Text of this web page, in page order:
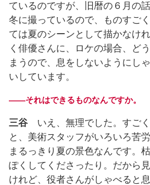
ているのですが、旧暦の６月の
冬に撮っているので、ものすご
ては夏のシーンとして描かなけ
く俳優さんに、ロケの場合、ど
まうので、息をしないようにし
いしています。
――それはできるものなんですか。
三谷 いえ、無理でした。すご
と、美術スタッフがいろいろ苦
まるっきり夏の景色なんです。
ぽくしてくださったり。だから
けれど、役者さんがしゃべると